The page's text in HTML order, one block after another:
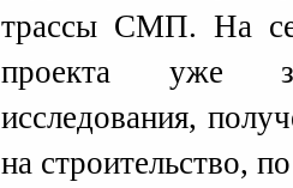
трассы СМП. На
проекта уже
исследования,
на строительство,